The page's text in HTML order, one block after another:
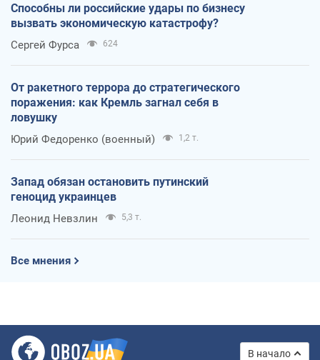
Способны ли российские удары по бизнесу
вызвать экономическую катастрофу?
Сергей Фурса 624
От ракетного террора до стратегического
поражения: как Кремль загнал себя в
ловушку
Юрий Федоренко (военный) 1,2 т.
Запад обязан остановить путинский
геноцид украинцев
Леонид Невзлин 5,3 т.
Все мнения
В начало